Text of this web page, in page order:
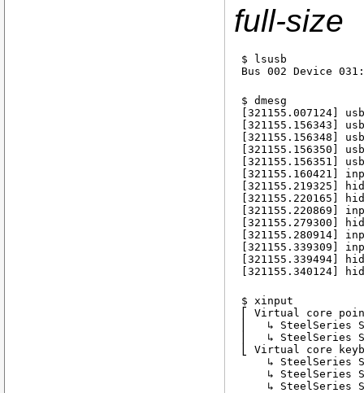
full-size
$ lsusb
Bus 002 Device
$ dmesg
[321155.007124]
[321155.156343]
[321155.156348]
[321155.156350]
[321155.156351]
[321155.160421]
[321155.219325]
[321155.220165]
[321155.220869]
[321155.279300]
[321155.280914]
[321155.339309]
[321155.339494]
[321155.340124]
$ xinput
⎡ Virtual core
⎜   ↳ SteelSeries
⎜   ↳ SteelSeries
⎣ Virtual core
↳ SteelSeries
↳ SteelSeries
↳ SteelSeries